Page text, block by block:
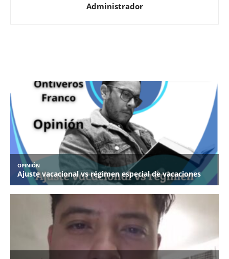
Administrador